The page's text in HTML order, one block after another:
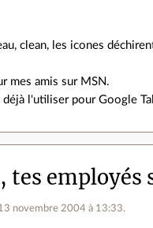
clean, les icones
mes amis sur MSN.
l'utiliser pour Google
tes
novembre 2004 à 13:33.